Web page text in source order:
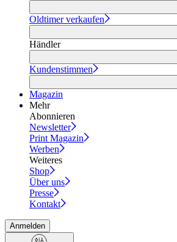
Oldtimer verkaufen
Händler
Kundenstimmen
Magazin
Mehr
Abonnieren
Newsletter
Print Magazin
Werben
Weiteres
Shop
Über uns
Presse
Kontakt
Anmelden